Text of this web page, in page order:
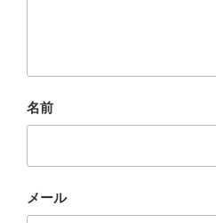
名前
メール